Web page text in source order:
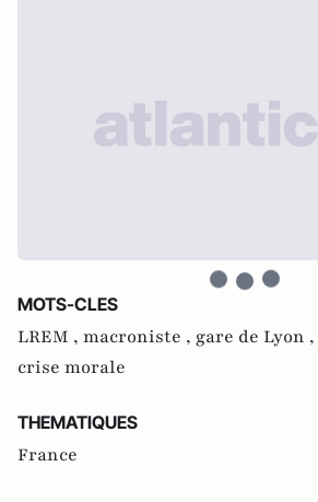
MOTS-CLES
LREM , macroniste , gare de Lyon ,
crise morale
THEMATIQUES
France